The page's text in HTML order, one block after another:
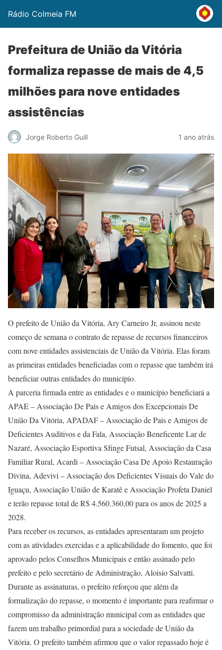
Rádio Colmeia FM
Prefeitura de União da Vitória
formaliza repasse de mais de 4,5
milhões para nove entidades
assistências
Jorge Roberto Guill 1 ano atrás
O prefeito de União da Vitória, Ary Carneiro Jr, assinou neste
começo de semana o contrato de repasse de recursos financeiros
com nove entidades assistenciais de União da Vitória. Elas foram
as primeiras entidades beneficiadas com o repasse que também irá
beneficiar outras entidades do município.
A parceria firmada entre as entidades e o município beneficiará a
APAE – Associação De Pais e Amigos dos Excepcionais De
União Da Vitória, APADAF – Associação de Pais e Amigos de
Deficientes Auditivos e da Fala, Associação Beneficente Lar de
Nazaré, Associação Esportiva Sfinge Futsal, Associação da Casa
Familiar Rural, Acardi – Associação Casa De Apoio Restauração
Divina, Adevivi – Associação dos Deficientes Visuais do Vale do
Iguaçu, Associação União de Karatê e Associação Profeta Daniel
e terão repasse total de R$ 4.560.360,00 para os anos de 2025 a
2028.
Para receber os recursos, as entidades apresentaram um projeto
com as atividades exercidas e a aplicabilidade do fomento, que foi
aprovado pelos Conselhos Municipais e então assinado pelo
prefeito e pelo secretário de Administração, Aloisio Salvatti.
Durante as assinaturas, o prefeito reforçou que além da
formalização do repasse, o momento é importante para reafirmar o
compromisso da administração municipal com as entidades que
fazem um trabalho primordial para a sociedade de União da
Vitória. O prefeito também afirmou que o valor repassado hoje é